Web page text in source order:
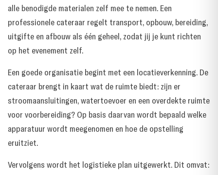
alle benodigde materialen zelf mee te nemen. Een
professionele cateraar regelt transport, opbouw, bereiding,
uitgifte en afbouw als één geheel, zodat jij je kunt richten
op het evenement zelf.
Een goede organisatie begint met een locatieverkenning. De
cateraar brengt in kaart wat de ruimte biedt: zijn er
stroomaansluitingen, watertoevoer en een overdekte ruimte
voor voorbereiding? Op basis daarvan wordt bepaald welke
apparatuur wordt meegenomen en hoe de opstelling
eruitziet.
Vervolgens wordt het logistieke plan uitgewerkt. Dit omvat: